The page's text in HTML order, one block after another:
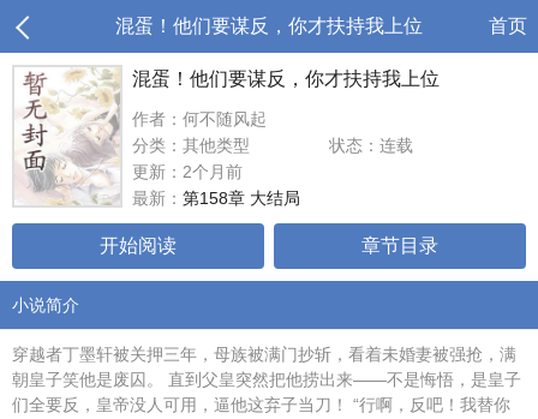
混蛋！他们要谋反，你才扶持我上位 首页
混蛋！他们要谋反，你才扶持我上位
作者：何不随风起
分类：其他类型
状态：连载
更新：2个月前
最新： 第158章 大结局
开始阅读 章节目录
小说简介
穿越者丁墨轩被关押三年，母族被满门抄斩，看着未婚妻被强抢，满
朝皇子笑他是废囚。 直到父皇突然把他捞出来——不是悔悟，是皇子
们全要反，皇帝没人可用，逼他这弃子当刀！ “行啊，反吧！我替你